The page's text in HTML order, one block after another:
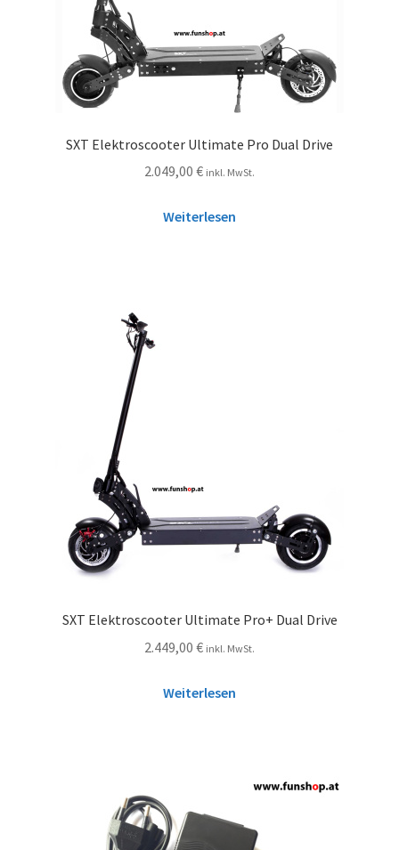
SXT Elektroscooter Ultimate Pro Dual Drive
2.049,00 € inkl. MwSt.
Weiterlesen
SXT Elektroscooter Ultimate Pro+ Dual Drive
2.449,00 € inkl. MwSt.
Weiterlesen